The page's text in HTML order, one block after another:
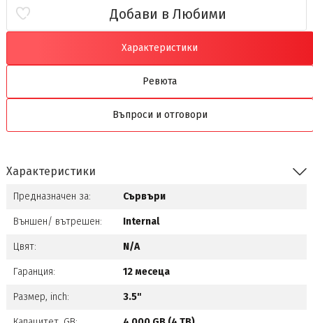
Добави в Любими
Характеристики
Ревюта
Въпроси и отговори
Характеристики
Предназначен за: Сървъри
Външен/ вътрешен: Internal
Цвят: N/A
Гаранция: 12 месеца
Размер, inch: 3.5"